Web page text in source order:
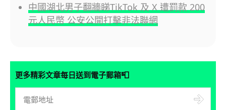
中國湖北男子翻牆睇TikTok 及 X 遭罰款 200
元人民幣 公安公開打擊非法聯網
更多精彩文章每日送到電子郵箱📮